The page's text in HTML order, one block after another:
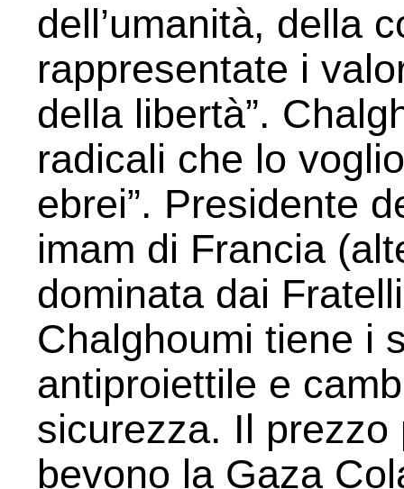
dell’umanità, della
rappresentate i
della libertà”.
radicali che lo
ebrei”. Presidente
imam di Francia
dominata dai
Chalghoumi tiene i
antiproiettile e
sicurezza. Il
bevono la Gaza